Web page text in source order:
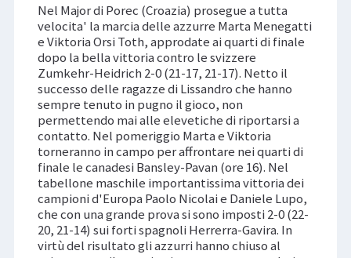
Nel Major di Porec (Croazia) prosegue a tutta
velocita' la marcia delle azzurre Marta Menegatti
e Viktoria Orsi Toth, approdate ai quarti di finale
dopo la bella vittoria contro le svizzere
Zumkehr-Heidrich 2-0 (21-17, 21-17). Netto il
successo delle ragazze di Lissandro che hanno
sempre tenuto in pugno il gioco, non
permettendo mai alle elevetiche di riportarsi a
contatto. Nel pomeriggio Marta e Viktoria
torneranno in campo per affrontare nei quarti di
finale le canadesi Bansley-Pavan (ore 16). Nel
tabellone maschile importantissima vittoria dei
campioni d'Europa Paolo Nicolai e Daniele Lupo,
che con una grande prova si sono imposti 2-0 (22-
20, 21-14) sui forti spagnoli Herrerra-Gavira. In
virtù del risultato gli azzurri hanno chiuso al